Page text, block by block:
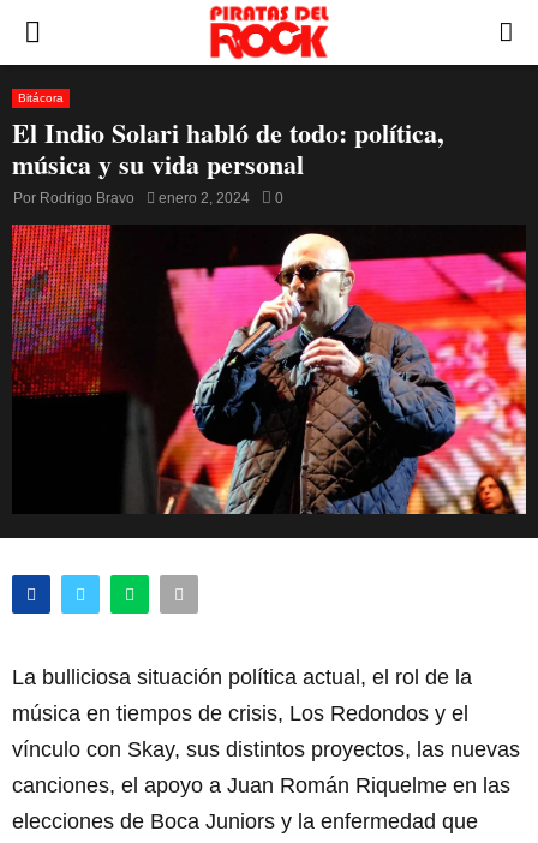
PRIMARY
MENU
Bitácora
El Indio Solari habló de todo: política,
música y su vida personal
Por Rodrigo Bravo enero 2, 2024 0
La bulliciosa situación política actual, el rol de la
música en tiempos de crisis, Los Redondos y el
vínculo con Skay, sus distintos proyectos, las nuevas
canciones, el apoyo a Juan Román Riquelme en las
elecciones de Boca Juniors y la enfermedad que